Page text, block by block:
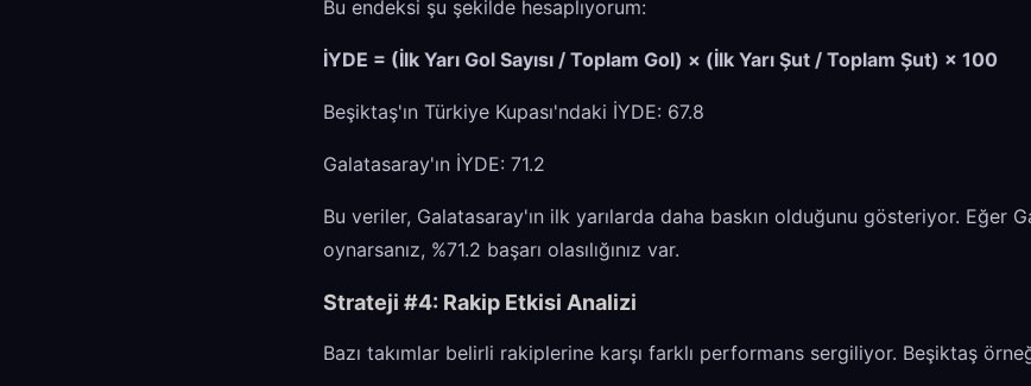
Bu endeksi şu şekilde hesaplıyorum:
İYDE = (İlk Yarı Gol Sayısı / Toplam Gol) × (İlk Yarı Şut / Toplam Şut) × 100
Beşiktaş'ın Türkiye Kupası'ndaki İYDE: 67.8
Galatasaray'ın İYDE: 71.2
Bu veriler, Galatasaray'ın ilk yarılarda daha baskın olduğunu gösteriyor. Eğer
oynarsanız, %71.2 başarı olasılığınız var.
Strateji #4: Rakip Etkisi Analizi
Bazı takımlar belirli rakiplerine karşı farklı performans sergiliyor. Beşiktaş